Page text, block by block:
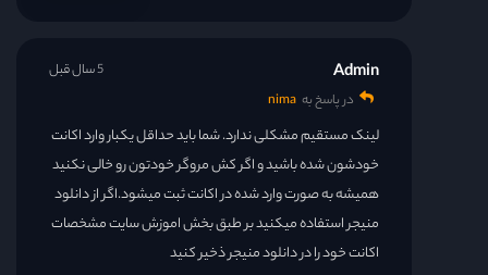
Admin
در پاسخ به nima
لینک مستقیم مشکلی ندارد. شما باید حداقل یکبار وارد اکانت
خودشون شده باشید و اگر کش مروگر خودتون رو خالی نکنید
همیشه به صورت وارد شده در اکانت ثبت میشود.اگر از دانلود
منیجر استفاده میکنید بر طبق بخش اموزش سایت مشخصات
اکانت خود را در دانلود منیجر ذخیر کنید
5 سال قبل